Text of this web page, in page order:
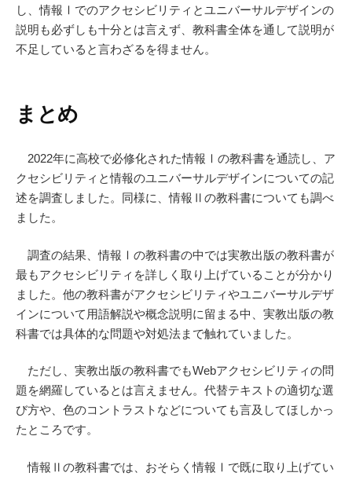
し、情報Ⅰでのアクセシビリティとユニバーサルデザインの
説明も必ずしも十分とは言えず、教科書全体を通して説明が
不足していると言わざるを得ません。
まとめ
2022年に高校で必修化された情報Ⅰの教科書を通読し、ア
クセシビリティと情報のユニバーサルデザインについての記
述を調査しました。同様に、情報Ⅱの教科書についても調べ
ました。
調査の結果、情報Ⅰの教科書の中では実教出版の教科書が
最もアクセシビリティを詳しく取り上げていることが分かり
ました。他の教科書がアクセシビリティやユニバーサルデザ
インについて用語解説や概念説明に留まる中、実教出版の教
科書では具体的な問題や対処法まで触れていました。
ただし、実教出版の教科書でもWebアクセシビリティの問
題を網羅しているとは言えません。代替テキストの適切な選
び方や、色のコントラストなどについても言及してほしかっ
たところです。
情報Ⅱの教科書では、おそらく情報Ⅰで既に取り上げてい